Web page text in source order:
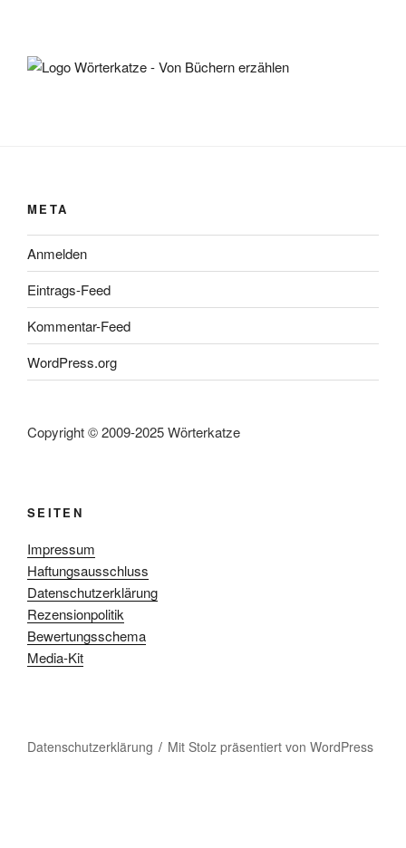
META
Anmelden
Eintrags-Feed
Kommentar-Feed
WordPress.org
Copyright © 2009-2025 Wörterkatze
SEITEN
Impressum
Haftungsausschluss
Datenschutzerklärung
Rezensionpolitik
Bewertungsschema
Media-Kit
Datenschutzerklärung Mit Stolz präsentiert von WordPress